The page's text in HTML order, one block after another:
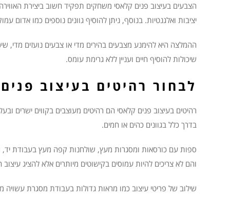
הצבעים בעיצוב פנים קלאסי משחקים תפקיד חשוב ביצירת
יציבות ואלגנטיות. בנוסף, ניתן להוסיף גוונים נוספים כמו אדום
ההמלצה היא להימנע מצבעים בהירים מדי או צבעים נועזים מדי,
שיכולות להוסיף חיים ועניין ללא גרימת עומס.
לבחור רהיטים בעיצוב
רהיטים בעיצוב פנים קלאסי הם רהיטים מעוצבים בקווים ישרים
בדרך כלל בגוונים כהים או חמים.
ספות עם כורסאות ומסגרות מעץ, שולחנות קפה מעץ בעבודת יד,
והם לא צריכים להיות עמוסים בקישוטים מיותרים אלא להציג
שילוב של פריטי עיצוב כמו מראות גדולות בעבודת מסגרת